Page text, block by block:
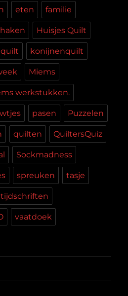
eten familie
haken Huisjes Quilt
konijnenquilt
Miems
werkstukken.
pasen Puzzelen
quilten QuiltersQuiz
Sockmadness
spreuken tasje
tijdschriften
vaatdoek